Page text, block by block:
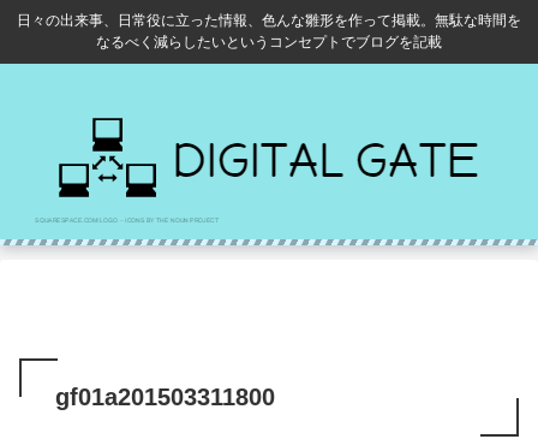
日々の出来事、日常役に立った情報、色んな雛形を作って掲載。無駄な時間を
なるべく減らしたいというコンセプトでブログを記載
gf01a201503311800